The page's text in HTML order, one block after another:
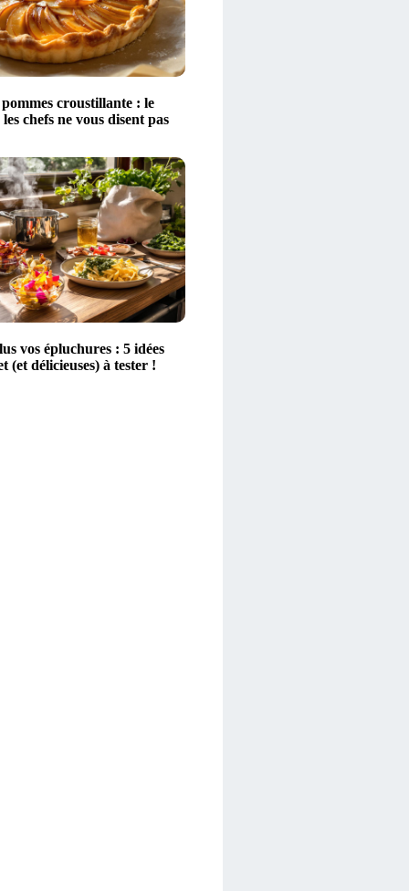
croustillante : le
chefs ne vous disent pas
vos épluchures : 5 idées
(et délicieuses) à tester !